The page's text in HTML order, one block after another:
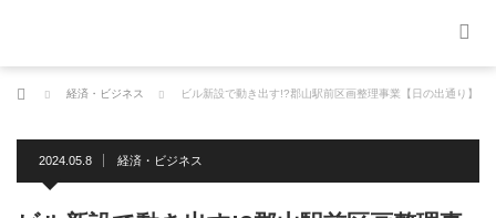
ホーム 経済・ビジネス ビル新設で動き出す!?郡山駅前区画整理事業【日の出通り】
2024.05.8 経済・ビジネス